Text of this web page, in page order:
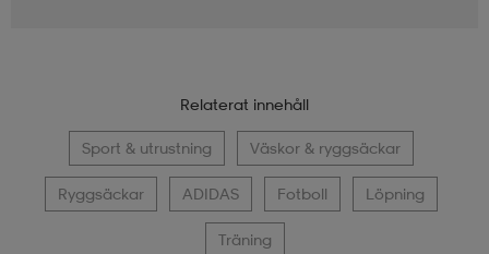
Relaterat innehåll
Sport & utrustning Väskor & ryggsäckar
Ryggsäckar ADIDAS Fotboll Löpning
Träning